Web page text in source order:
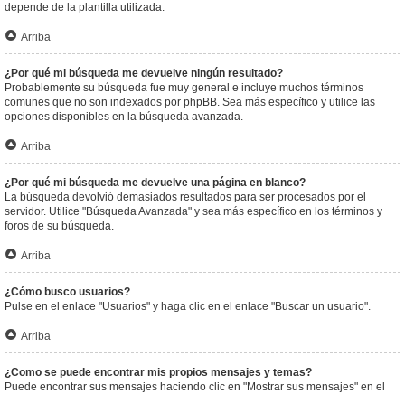
depende de la plantilla utilizada.
Arriba
¿Por qué mi búsqueda me devuelve ningún resultado?
Probablemente su búsqueda fue muy general e incluye muchos términos
comunes que no son indexados por phpBB. Sea más específico y utilice las
opciones disponibles en la búsqueda avanzada.
Arriba
¿Por qué mi búsqueda me devuelve una página en blanco?
La búsqueda devolvió demasiados resultados para ser procesados por el
servidor. Utilice "Búsqueda Avanzada" y sea más específico en los términos y
foros de su búsqueda.
Arriba
¿Cómo busco usuarios?
Pulse en el enlace "Usuarios" y haga clic en el enlace "Buscar un usuario".
Arriba
¿Como se puede encontrar mis propios mensajes y temas?
Puede encontrar sus mensajes haciendo clic en "Mostrar sus mensajes" en el